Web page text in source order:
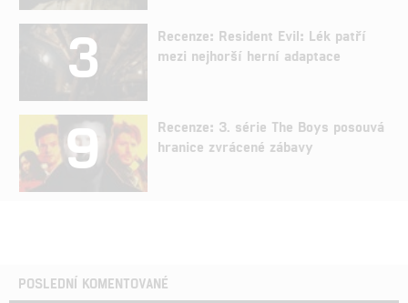
3
Recenze: Resident Evil: Lék patří
mezi nejhorší herní adaptace
9
Recenze: 3. série The Boys posouvá
hranice zvrácené zábavy
POSLEDNÍ KOMENTOVANÉ